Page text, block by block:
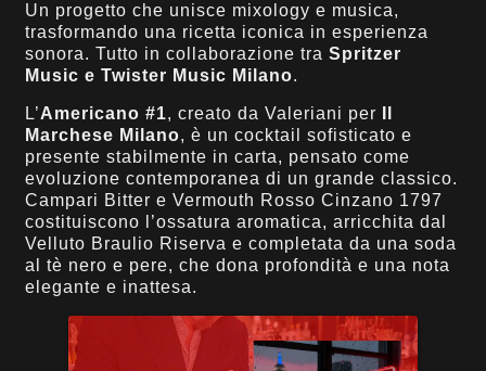
Un progetto che unisce mixology e musica,
trasformando una ricetta iconica in esperienza
sonora. Tutto in collaborazione traSpritzer
Music e Twister Music Milano.
L’Americano #1, creato da Valeriani per
Marchese Milano, è un cocktail sofisticato e
presente stabilmente in carta, pensato come
evoluzione contemporanea di un grande classico.
Campari Bitter e Vermouth Rosso Cinzano 1797
costituiscono l’ossatura aromatica, arricchita dal
Velluto Braulio Riserva e completata da una soda
al tè nero e pere, che dona profondità e una nota
elegante e inattesa.